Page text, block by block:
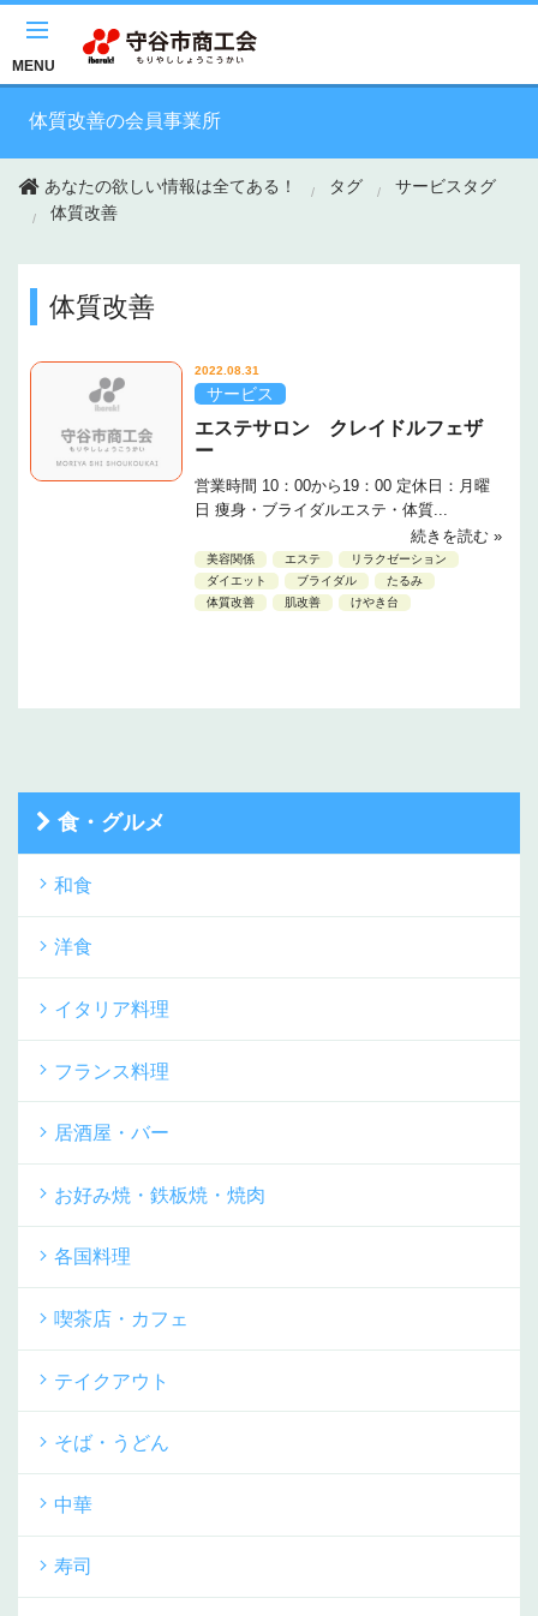
MENU
体質改善の会員事業所
あなたの欲しい情報は全てある！ タグ
サービスタグ
体質改善
体質改善
2022.08.31
サービス
エステサロン クレイドルフェザ
ー
営業時間 10：00から19：00 定休日：月曜
日 痩身・ブライダルエステ・体質...
続きを読む »
美容関係 エステ
リラクゼーション
ダイエット
ブライダル
たるみ
体質改善
肌改善 けやき台
食・グルメ
和食
洋食
イタリア料理
フランス料理
居酒屋・バー
お好み焼・鉄板焼・焼肉
各国料理
喫茶店・カフェ
テイクアウト
そば・うどん
中華
寿司